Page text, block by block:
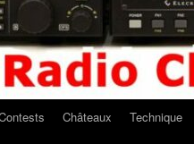
Châteaux Technique